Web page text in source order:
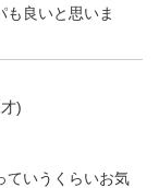
も良いと思いま
)
ていうくらいお気